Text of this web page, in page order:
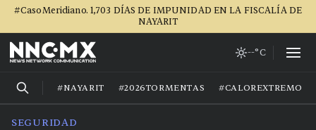
#CasoMeridiano. 1,703 DÍAS DE IMPUNIDAD EN LA FISCALÍA DE
NAYARIT
--°C
#NAYARIT #2026TORMENTAS #CALOREXTREMO
SEGURIDAD